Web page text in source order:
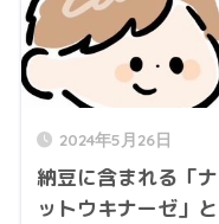
2024年5月26日
納豆に含まれる「ナ
ットウキナーゼ」と